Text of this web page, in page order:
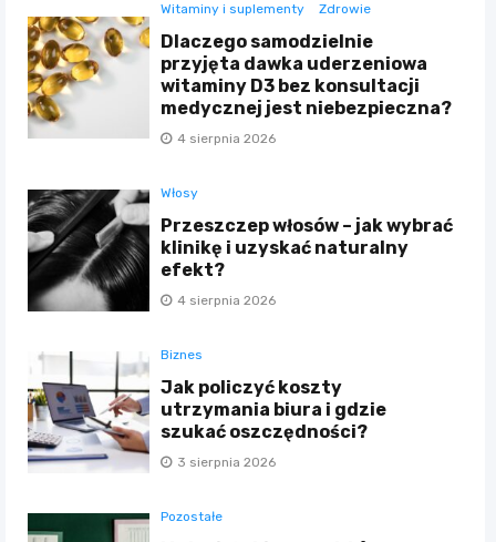
Witaminy i suplementy Zdrowie
Dlaczego samodzielnie
przyjęta dawka uderzeniowa
witaminy D3 bez konsultacji
medycznej jest niebezpieczna?
4 sierpnia 2026
Włosy
Przeszczep włosów – jak wybrać
klinikę i uzyskać naturalny
efekt?
4 sierpnia 2026
Biznes
Jak policzyć koszty
utrzymania biura i gdzie
szukać oszczędności?
3 sierpnia 2026
Pozostałe